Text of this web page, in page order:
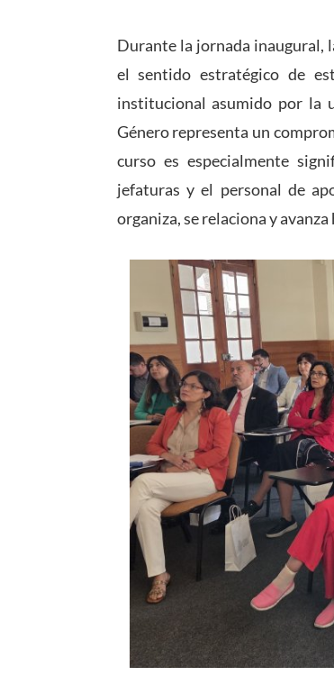
Durante la jornada inaugural,
el sentido estratégico de
institucional asumido por la
Género representa un
curso es especialmente
jefaturas y el personal de
organiza, se relaciona y